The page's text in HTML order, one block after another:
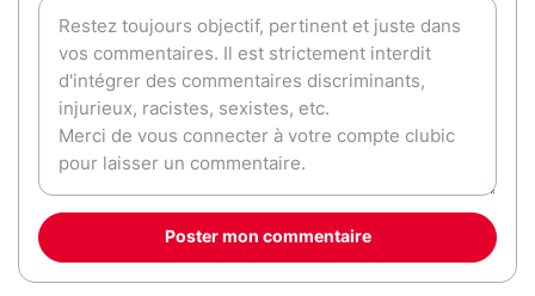
Poster mon commentaire